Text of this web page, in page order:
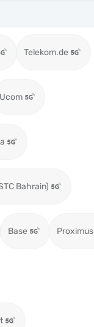
Telekom.de
Ucom
Bahrain)
Base Proximus